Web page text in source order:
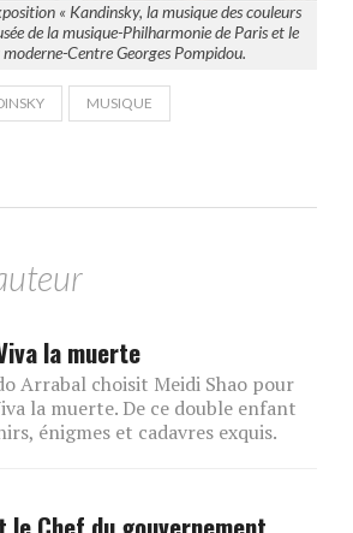
« Kandinsky, la musique des couleurs
de la musique-Philharmonie de Paris et le
Centre Georges Pompidou.
MUSIQUE
la muerte
Arrabal choisit Meidi Shao pour
la muerte. De ce double enfant
énigmes et cadavres exquis.